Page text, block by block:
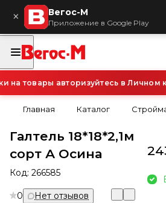
× Вегос-М
Приложение в Google Play
товары авторизуйтесь в Личном
Главная Каталог
Галтель 18*18*2,1м
сорт А Осина
Код: 266585
0 Нет отзывов